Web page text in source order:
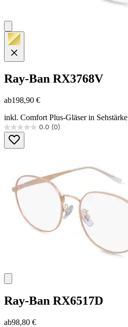
Ray-Ban RX3768V
ab198,90 €
inkl. Comfort Plus-Gläser in Sehstärke
0.0 (0)
0.0
von
5
Ray-Ban RX6517D
ab98,80 €